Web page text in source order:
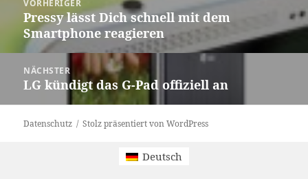
VORHERIGER
Vorheriger
Beitrag:
Pressy lässt Dich schnell mit dem
Smartphone reagieren
NÄCHSTER
Nächster
Beitrag:
LG kündigt das G-Pad offiziell an
Datenschutz Stolz präsentiert von WordPress
Deutsch